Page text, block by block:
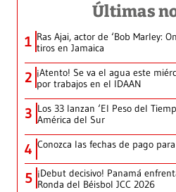
Últimas
1 Ras Ajai, actor de ‘Bob Marley:
tiros en Jamaica
2 ¡Atento! Se va el agua este
por trabajos en el IDAAN
3 Los 33 lanzan ‘El Peso del
América del Sur
4 Conozca las fechas de pago
5 ¡Debut decisivo! Panamá
Ronda del Béisbol JCC 2026